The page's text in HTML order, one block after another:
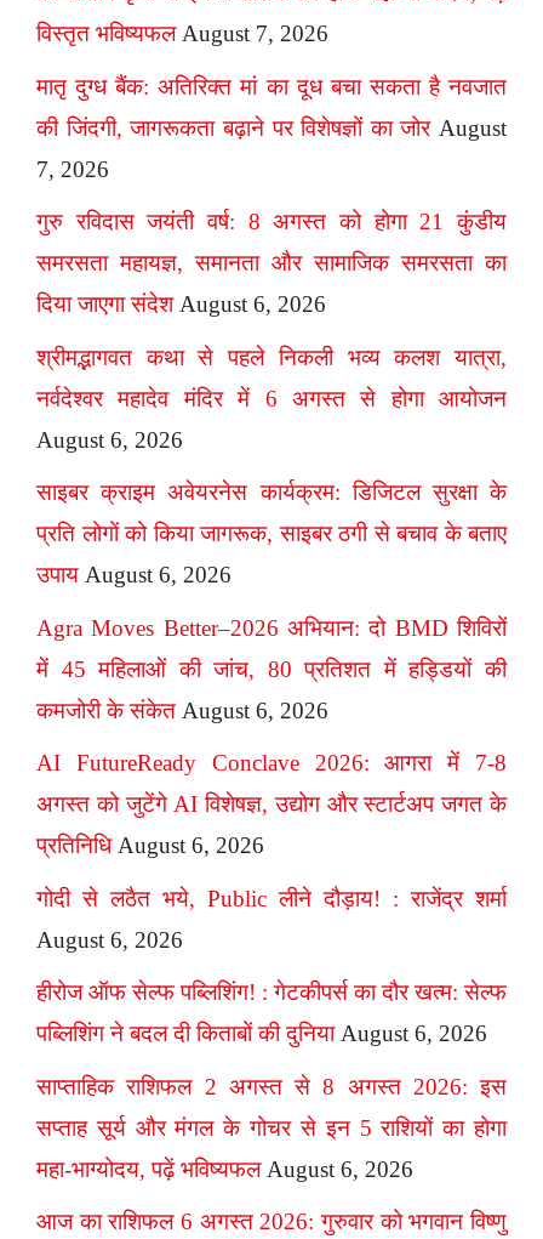
विस्तृत भविष्यफल August 7, 2026
मातृ दुग्ध बैंक: अतिरिक्त मां का दूध बचा सकता है नवजात
की जिंदगी, जागरूकता बढ़ाने पर विशेषज्ञों का जोर August
7, 2026
गुरु रविदास जयंती वर्ष: 8 अगस्त को होगा 21 कुंडीय
समरसता महायज्ञ, समानता और सामाजिक समरसता का
दिया जाएगा संदेश August 6, 2026
श्रीमद्भागवत कथा से पहले निकली भव्य कलश यात्रा,
नर्वदेश्वर महादेव मंदिर में 6 अगस्त से होगा आयोजन
August 6, 2026
साइबर क्राइम अवेयरनेस कार्यक्रम: डिजिटल सुरक्षा के
प्रति लोगों को किया जागरूक, साइबर ठगी से बचाव के बताए
उपाय August 6, 2026
Agra Moves Better–2026 अभियान: दो BMD शिविरों
में 45 महिलाओं की जांच, 80 प्रतिशत में हड्डियों की
कमजोरी के संकेत August 6, 2026
AI FutureReady Conclave 2026: आगरा में 7-8
अगस्त को जुटेंगे AI विशेषज्ञ, उद्योग और स्टार्टअप जगत के
प्रतिनिधि August 6, 2026
गोदी से लठैत भये, Public लीने दौड़ाय! : राजेंद्र शर्मा
August 6, 2026
हीरोज ऑफ सेल्फ पब्लिशिंग! : गेटकीपर्स का दौर खत्म: सेल्फ
पब्लिशिंग ने बदल दी किताबों की दुनिया August 6, 2026
साप्ताहिक राशिफल 2 अगस्त से 8 अगस्त 2026: इस
सप्ताह सूर्य और मंगल के गोचर से इन 5 राशियों का होगा
महा-भाग्योदय, पढ़ें भविष्यफल August 6, 2026
आज का राशिफल 6 अगस्त 2026: गुरुवार को भगवान विष्णु